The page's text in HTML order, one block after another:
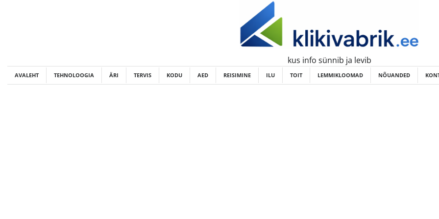
kus info sünnib ja levib
AVALEHT TEHNOLOOGIA ÄRI TERVIS KODU AED REISIMINE ILU TOIT LEMMIKLOOMAD NÕUANDED